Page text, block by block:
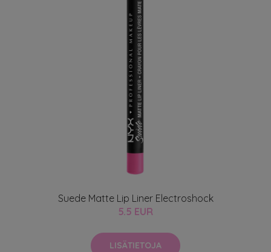
Suede Matte Lip Liner Electroshock
5.5 EUR
LISÄTIETOJA